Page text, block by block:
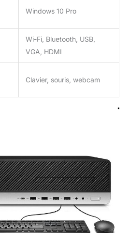
Windows 10 Pro
Wi-Fi, Bluetooth, USB,
VGA, HDMI
Clavier, souris, webcam